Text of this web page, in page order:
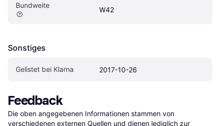
Bundweite
W42
Sonstiges
Gelistet bei Klarna 2017-10-26
Feedback
Die oben angegebenen Informationen stammen von
verschiedenen externen Quellen und dienen lediglich zur